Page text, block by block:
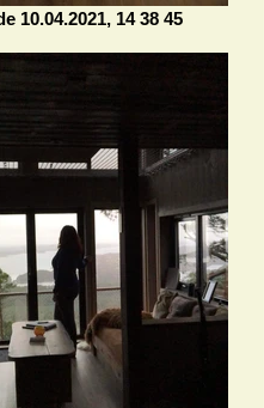
10.04.2021, 14 38 45